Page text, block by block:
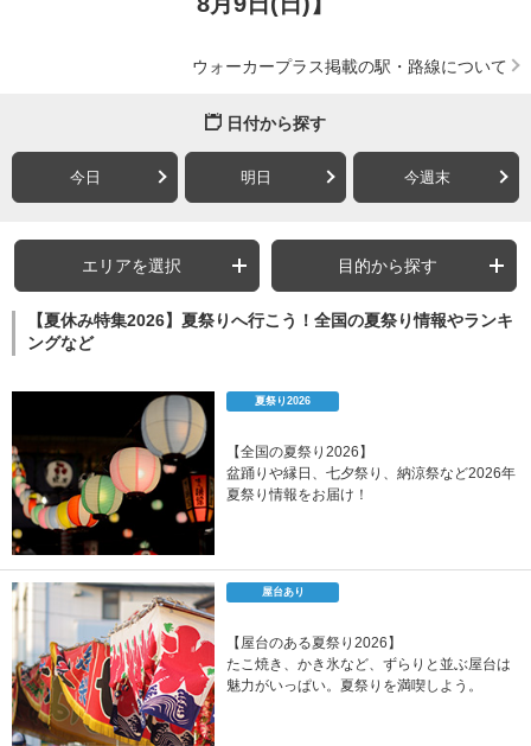
ウォーカープラス掲載の駅・路線について
日付から探す
今日 明日 今週末
エリアを選択 目的から探す
【夏休み特集2026】夏祭りへ行こう！全国の夏祭り情報やランキ
ングなど
夏祭り2026
【全国の夏祭り2026】
盆踊りや縁日、七夕祭り、納涼祭など2026年
夏祭り情報をお届け！
屋台あり
【屋台のある夏祭り2026】
たこ焼き、かき氷など、ずらりと並ぶ屋台は
魅力がいっぱい。夏祭りを満喫しよう。